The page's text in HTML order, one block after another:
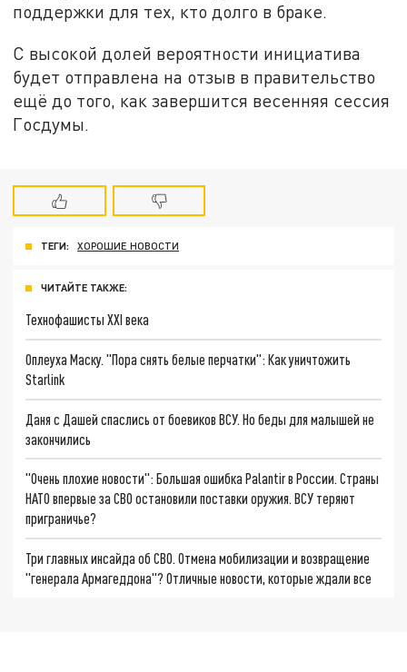
поддержки для тех, кто долго в браке.
С высокой долей вероятности инициатива
будет отправлена на отзыв в правительство
ещё до того, как завершится весенняя сессия
Госдумы.
ТЕГИ: ХОРОШИЕ НОВОСТИ
ЧИТАЙТЕ ТАКЖЕ:
Технофашисты XXI века
Оплеуха Маску. "Пора снять белые перчатки": Как уничтожить
Starlink
Даня с Дашей спаслись от боевиков ВСУ. Но беды для малышей не
закончились
"Очень плохие новости": Большая ошибка Palantir в России. Страны
НАТО впервые за СВО остановили поставки оружия. ВСУ теряют
приграничье?
Три главных инсайда об СВО. Отмена мобилизации и возвращение
"генерала Армагеддона"? Отличные новости, которые ждали все